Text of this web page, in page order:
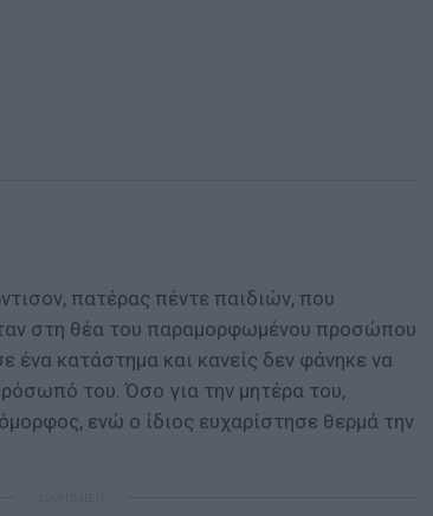
πατέρας πέντε παιδιών, που
στη θέα του παραμορφωμένου προσώπου
ένα κατάστημα και κανείς δεν φάνηκε να
του. Όσο για την μητέρα του,
ενώ ο ίδιος ευχαρίστησε θερμά την